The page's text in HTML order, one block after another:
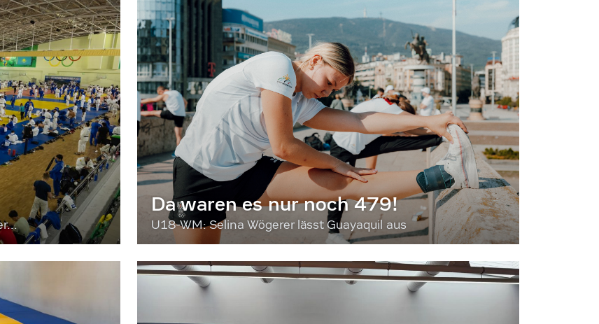
Da waren es nur noch 479!
U18-WM: Selina Wögerer lässt Guayaquil aus